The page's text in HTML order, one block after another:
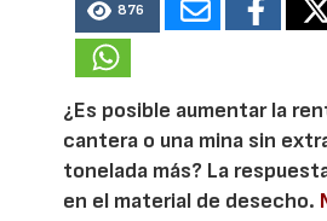
876
¿Es posible aumentar la
cantera o una mina sin
tonelada más? La
en el material de desecho.